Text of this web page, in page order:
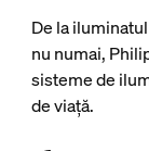
De la
nu numai,
sisteme de
de viață.